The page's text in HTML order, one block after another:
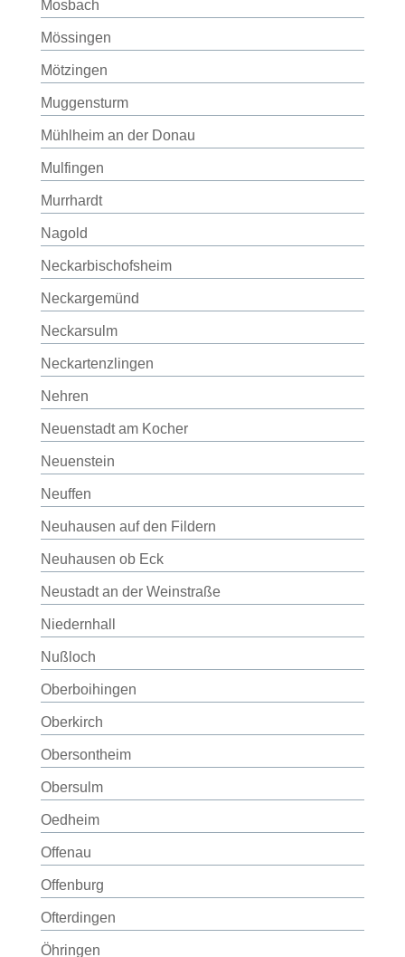
Mosbach
Mössingen
Mötzingen
Muggensturm
Mühlheim an der Donau
Mulfingen
Murrhardt
Nagold
Neckarbischofsheim
Neckargemünd
Neckarsulm
Neckartenzlingen
Nehren
Neuenstadt am Kocher
Neuenstein
Neuffen
Neuhausen auf den Fildern
Neuhausen ob Eck
Neustadt an der Weinstraße
Niedernhall
Nußloch
Oberboihingen
Oberkirch
Obersontheim
Obersulm
Oedheim
Offenau
Offenburg
Ofterdingen
Öhringen